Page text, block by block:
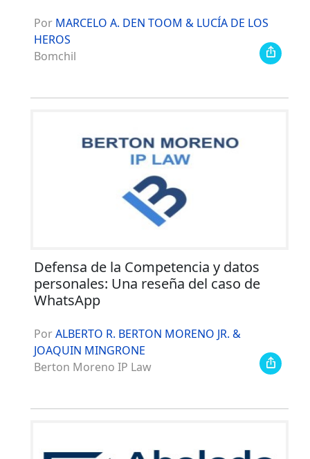
Por MARCELO A. DEN TOOM & LUCÍA DE LOS
HEROS
Bomchil
Defensa de la Competencia y datos
personales: Una reseña del caso de
WhatsApp
PorALBERTO R. BERTON MORENO JR. &
JOAQUIN MINGRONE
Berton Moreno IP Law